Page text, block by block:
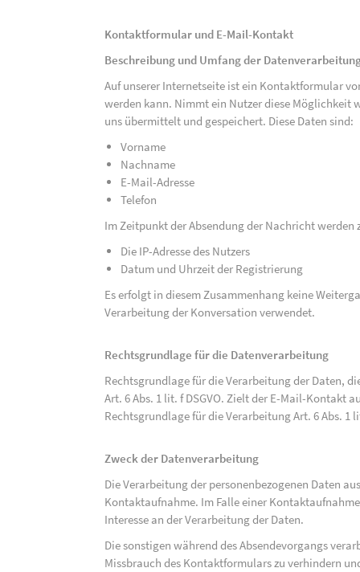
Kontaktformular und E-Mail-Kontakt
Beschreibung und Umfang der
Auf unserer Internetseite ist ein Kontaktformular
werden kann. Nimmt ein Nutzer diese Möglichkeit
uns übermittelt und gespeichert. Diese Daten sind:
Vorname
Nachname
E-Mail-Adresse
Telefon
Im Zeitpunkt der Absendung der Nachricht werden
Die IP-Adresse des Nutzers
Datum und Uhrzeit der Registrierung
Es erfolgt in diesem Zusammenhang keine
Verarbeitung der Konversation verwendet.
Rechtsgrundlage für die Datenverarbeitung
Rechtsgrundlage für die Verarbeitung der Daten,
Art. 6 Abs. 1 lit. f DSGVO. Zielt der E-Mail-Kontakt
Rechtsgrundlage für die Verarbeitung Art. 6 Abs. 1
Zweck der Datenverarbeitung
Die Verarbeitung der personenbezogenen Daten
Kontaktaufnahme. Im Falle einer
Interesse an der Verarbeitung der Daten.
Die sonstigen während des Absendevorgangs
Missbrauch des Kontaktformulars zu verhindern